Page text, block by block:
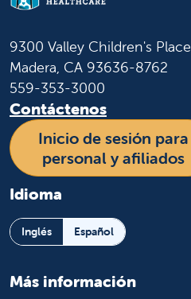
9300 Valley Children's Place
Madera, CA 93636-8762
559-353-3000
Contáctenos
Inicio de sesión para
personal y afiliados
Idioma
Inglés Español
Más información